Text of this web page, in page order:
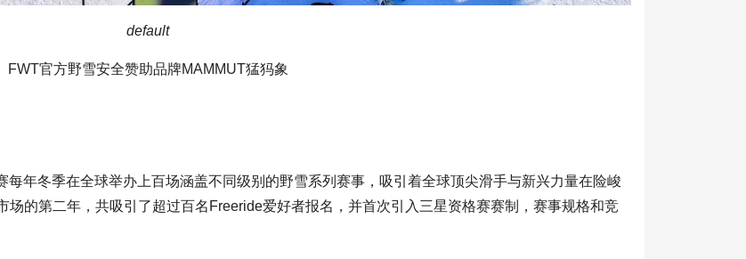
default
FWT官方野雪安全赞助品牌MAMMUT猛犸象
年冬季在全球举办上百场涵盖不同级别的野雪系列赛事，吸引着全球顶尖滑手与新兴力量在险峻
的第二年，共吸引了超过百名Freeride爱好者报名，并首次引入三星资格赛赛制，赛事规格和竞